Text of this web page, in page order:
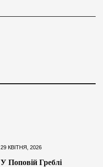
29 КВІТНЯ, 2026
У Поповій Греблі